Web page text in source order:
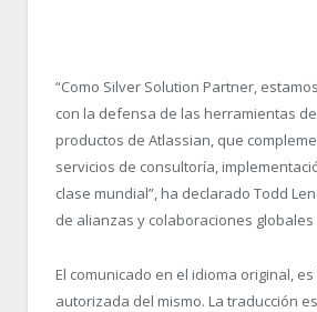
“Como Silver Solution Partner,
con la defensa de las herramientas
productos de Atlassian, que
servicios de consultoría,
clase mundial”, ha declarado Todd
de alianzas y colaboraciones
El comunicado en el idioma original,
autorizada del mismo. La traducción